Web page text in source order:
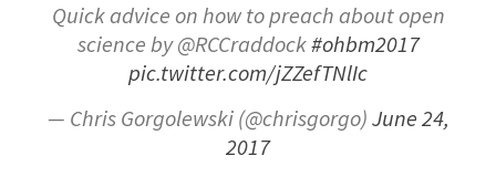
Quick advice on how to preach about open
science by @RCCraddock#ohbm2017
pic.twitter.com/jZZefTNlIc
— Chris Gorgolewski (@chrisgorgo)June 24,
2017